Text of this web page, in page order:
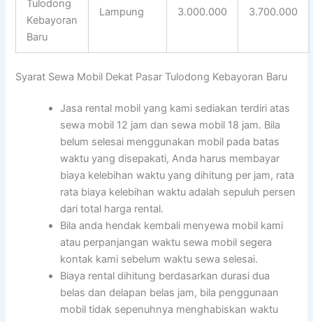
Tulodong
Kebayoran
Baru
Lampung 3.000.000 3.700.000
Syarat Sewa Mobil Dekat Pasar Tulodong Kebayoran Baru
Jasa rental mobil yang kami sediakan terdiri atas
sewa mobil 12 jam dan sewa mobil 18 jam. Bila
belum selesai menggunakan mobil pada batas
waktu yang disepakati, Anda harus membayar
biaya kelebihan waktu yang dihitung per jam, rata
rata biaya kelebihan waktu adalah sepuluh persen
dari total harga rental.
Bila anda hendak kembali menyewa mobil kami
atau perpanjangan waktu sewa mobil segera
kontak kami sebelum waktu sewa selesai.
Biaya rental dihitung berdasarkan durasi dua
belas dan delapan belas jam, bila penggunaan
mobil tidak sepenuhnya menghabiskan waktu